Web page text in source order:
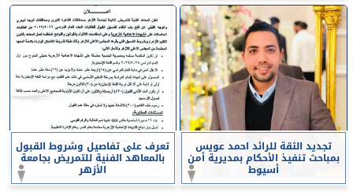
تجديد الثقة للرائد احمد عويس
بمباحث تنفيذ الأحكام بمديرية أمن
أسيوط
تعرف على تفاصيل وشروط القبول
بالمعاهد الفنية للتمريض بجامعة
الأزهر